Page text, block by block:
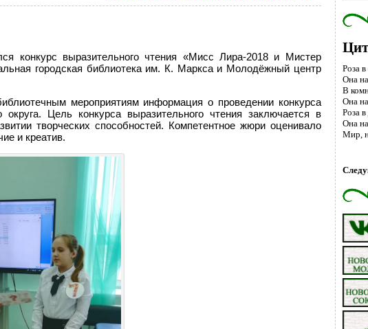
конкурс выразительного чтения «Мисс Лира-2018 и Мистер
городская библиотека им. К. Маркса и Молодёжный центр
мероприятиям информация о проведении конкурса
Цель конкурса выразительного чтения заключается в
творческих способностей. Компетентное жюри оценивало
и креатив.
Роза в
Она
В
Она
Роза
Она
Мир,